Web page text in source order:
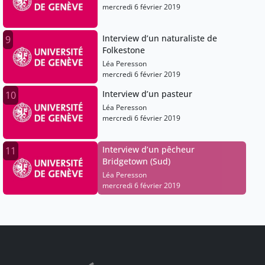
mercredi 6 février 2019
9
Interview d’un naturaliste de
Folkestone
Léa Peresson
mercredi 6 février 2019
10 Interview d’un pasteur
Léa Peresson
mercredi 6 février 2019
11
Interview d’un pêcheur
Bridgetown (Sud)
Léa Peresson
mercredi 6 février 2019